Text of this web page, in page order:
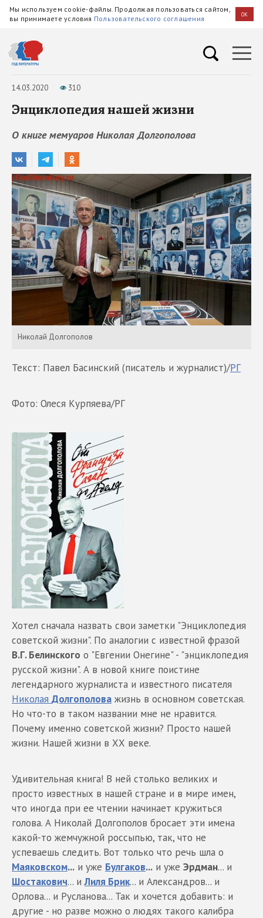
Мы используем cookie-файлы. Продолжая пользоваться сайтом,
вы принимаете условия Пользовательского соглашения OK
14.03.2020 310
Энциклопедия нашей жизни
О книге мемуаров Николая Долгополова
Николай Долгополов
Текст: Павел Басинский (писатель и журналист)/РГ
Фото: Олеся Курпяева/РГ
Хотел сначала назвать свои заметки "Энциклопедия
советской жизни". По аналогии с известной фразой
В.Г. Белинского о "Евгении Онегине" - "энциклопедия
русской жизни". А в новой книге поистине
легендарного журналиста и известного писателя
Николая Долгополова жизнь в основном советская.
Но что-то в таком названии мне не нравится.
Почему именно советской жизни? Просто нашей
жизни. Нашей жизни в ХХ веке.
Удивительная книга! В ней столько великих и
просто известных в нашей стране и в мире имен,
что иногда при ее чтении начинает кружиться
голова. А Николай Долгополов бросает эти имена
какой-то жемчужной россыпью, так, что не
успеваешь следить. Вот только что речь шла о
Маяковском... и уже Булгаков... и уже Эрдман... и
Шостакович... иЛиля Брик... и Александров... и
Орлова... и Русланова... Так и хочется добавить: и
другие - но разве можно о людях такого калибра